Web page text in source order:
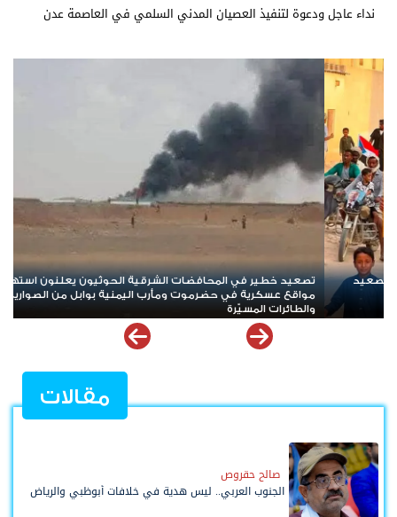
نداء عاجل ودعوة لتنفيذ العصيان المدني السلمي في العاصمة عدن
*ردود باهتة للشرعية والتحالف أمام الهجوم الحوثي الدامي في مأرب
وحضرموت*
مقالات
صالح حقروص
الجنوب العربي.. ليس هدية في خلافات أبوظبي والرياض